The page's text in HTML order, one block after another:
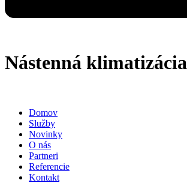
Nástenná klimatizácia
Domov
Služby
Novinky
O nás
Partneri
Referencie
Kontakt